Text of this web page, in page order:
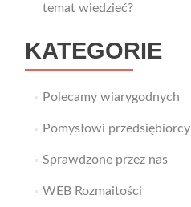
temat wiedzieć?
KATEGORIE
Polecamy wiarygodnych
Pomysłowi przedsiębiorcy
Sprawdzone przez nas
WEB Rozmaitości